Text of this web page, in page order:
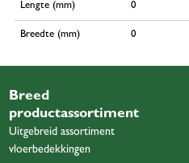
Lengte (mm) 0
Breedte (mm) 0
Breed
productassortiment
Uitgebreid assortiment
vloerbedekkingen